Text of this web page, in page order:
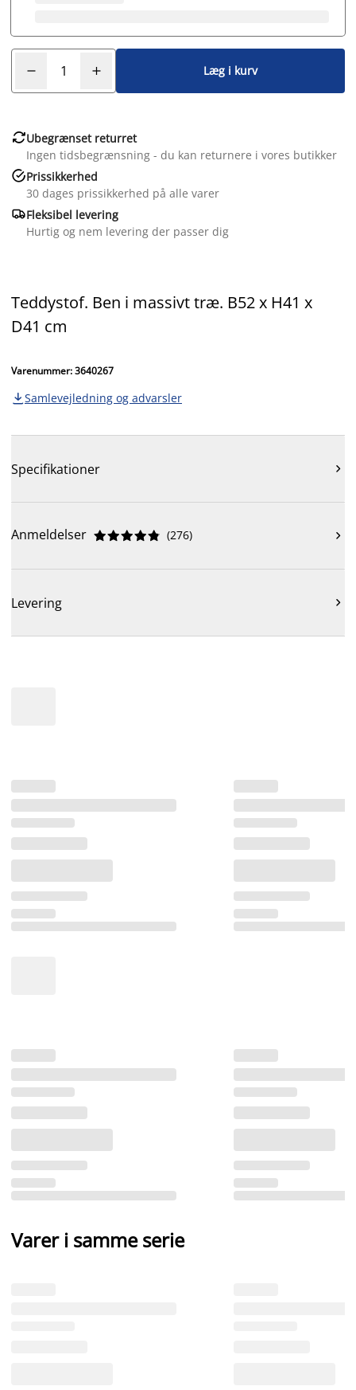
Læg i kurv
Ubegrænset returret
Ingen tidsbegrænsning - du kan returnere i vores butikker
Prissikkerhed
30 dages prissikkerhed på alle varer
Fleksibel levering
Hurtig og nem levering der passer dig
Teddystof. Ben i massivt træ. B52 x H41 x
D41 cm
Varenummer: 3640267
 Samlevejledning og advarsler
Specifikationer 
Anmeldelser 




 (276) 
Levering 
Varer i samme serie